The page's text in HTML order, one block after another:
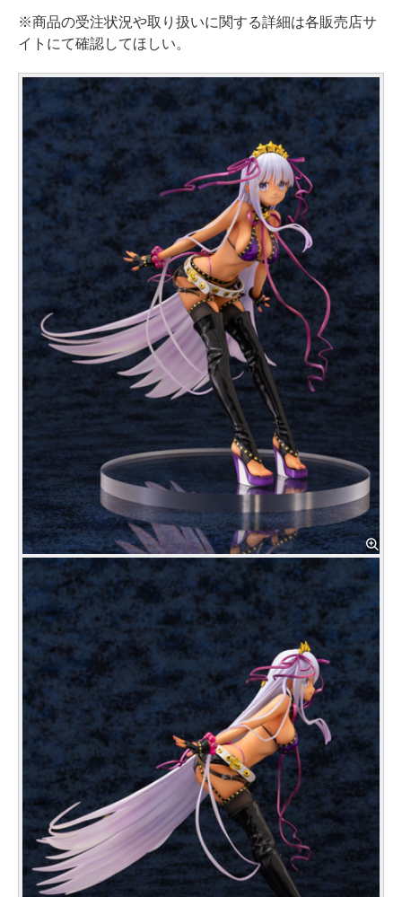
※商品の受注状況や取り扱いに関する詳細は各販売店サ
イトにて確認してほしい。